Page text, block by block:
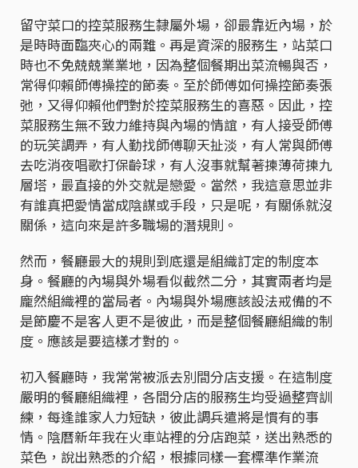
留守菜口的控菜服務生隸屬外場，卻最靠近內場，於
是時時面臨夾心的兩難。再是資深的服務生，站菜口
時也不免兢兢業業地，因為整個餐期出菜流暢與否，
常得仰賴師傅操控的節奏。至於師傅如何操控節奏張
弛，又得仰賴他們對於控菜服務生的喜惡。因此，控
菜服務生無不致力維持與內場的情誼，有人接受師傅
的玩笑調弄，有人勤找師傅聊天扯淡，有人常與師傅
去吃消夜唱歌打保齡球，有人沒事就幫著揀薄荷揀九
層塔，最直接的外交就是戀愛。當然，我這意思並非
有誰真把愛情當成陰謀或手段，只是呢，有關係就沒
關係，這向來是許多職場的潛規則。
然而，餐廳最大的規則到底還是組織訂定的制度本
身。餐廳的內場與外場看似截然二分，其實兩者均是
龐然組織裡的當局者。內場與外場應該設法戒備的不
是節慶不是客人更不是彼此，而是整個餐廳組織的制
度。應該是要這樣才對的。
初入餐廳時，我常常被派去別間分店支援。在這制度
嚴明的餐廳組織裡，各間分店的服務生均受過整齊訓
練，每逢誰家人力短缺，彼此調兵遣將是慣有的事
情。陰曆新年我在火車站裡的分店跑菜，送出熟悉的
菜色，說出熟悉的介紹，根據同樣一套標準作業流